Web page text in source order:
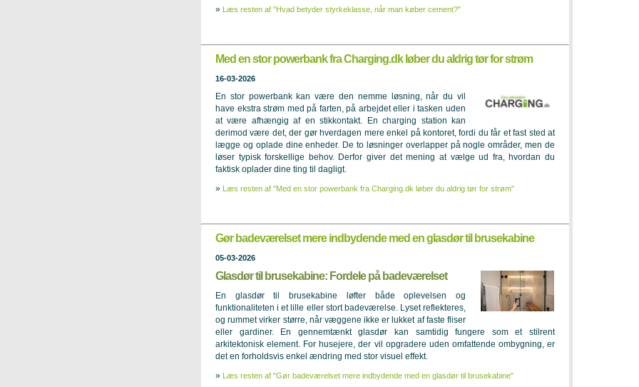
» Læs resten af "Hvad betyder styrkeklasse, når man køber cement?"
Med en stor powerbank fra Charging.dk løber du aldrig tør for strøm
16-03-2026
En stor powerbank kan være den nemme løsning, når du vil
have ekstra strøm med på farten, på arbejdet eller i tasken uden
at være afhængig af en stikkontakt. En charging station kan
derimod være det, der gør hverdagen mere enkel på kontoret, fordi du får et fast sted at
lægge og oplade dine enheder. De to løsninger overlapper på nogle områder, men de
løser typisk forskellige behov. Derfor giver det mening at vælge ud fra, hvordan du
faktisk oplader dine ting til dagligt.
» Læs resten af "Med en stor powerbank fra Charging.dk løber du aldrig tør for strøm"
Gør badeværelset mere indbydende med en glasdør til brusekabine
05-03-2026
Glasdør til brusekabine: Fordele på badeværelset
En glasdør til brusekabine løfter både oplevelsen og
funktionaliteten i et lille eller stort badeværelse. Lyset reflekteres,
og rummet virker større, når væggene ikke er lukket af faste fliser
eller gardiner. En gennemtænkt glasdør kan samtidig fungere som et stilrent
arkitektonisk element. For husejere, der vil opgradere uden omfattende ombygning, er
det en forholdsvis enkel ændring med stor visuel effekt.
» Læs resten af "Gør badeværelset mere indbydende med en glasdør til brusekabine"